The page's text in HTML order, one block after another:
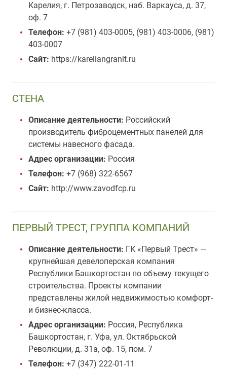
Карелия, г. Петрозаводск, наб. Варкауса, д. 37,
оф. 7
Телефон: +7 (981) 403-0005, (981) 403-0006, (981)
403-0007
Сайт: https://kareliangranit.ru
СТЕНА
Описание деятельности: Российский
производитель фиброцементных панелей для
системы навесного фасада.
Адрес организации: Россия
Телефон: +7 (968) 322-6567
Сайт: http://www.zavodfcp.ru
ПЕРВЫЙ ТРЕСТ, ГРУППА КОМПАНИЙ
Описание деятельности: ГК «Первый Трест» —
крупнейшая девелоперская компания
Республики Башкортостан по объему текущего
строительства. Проекты компании
представлены жилой недвижимостью комфорт-
и бизнес-класса.
Адрес организации: Россия, Республика
Башкортостан, г. Уфа, ул. Октябрьской
Революции, д. 31а, оф. 15, пом. 7
Телефон: +7 (347) 222-01-11